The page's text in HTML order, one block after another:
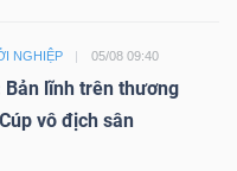
NGHIỆP 05/08 09:40
Bản lĩnh trên thương
vô địch sân